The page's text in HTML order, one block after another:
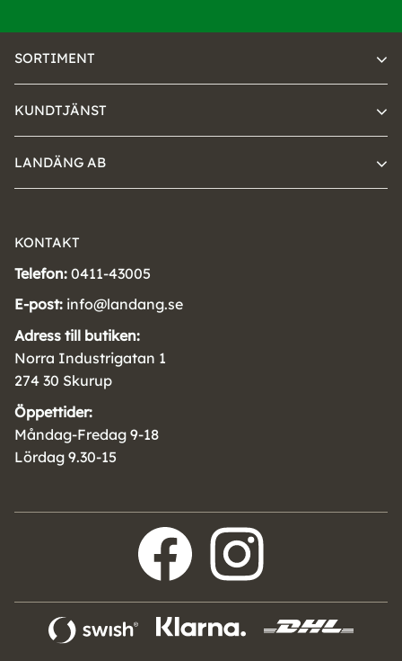
SORTIMENT
KUNDTJÄNST
LANDÄNG AB
KONTAKT
Telefon: 0411-43005
E-post: info@landang.se
Adress till butiken:
Norra Industrigatan 1
274 30 Skurup
Öppettider:
Måndag-Fredag 9-18
Lördag 9.30-15